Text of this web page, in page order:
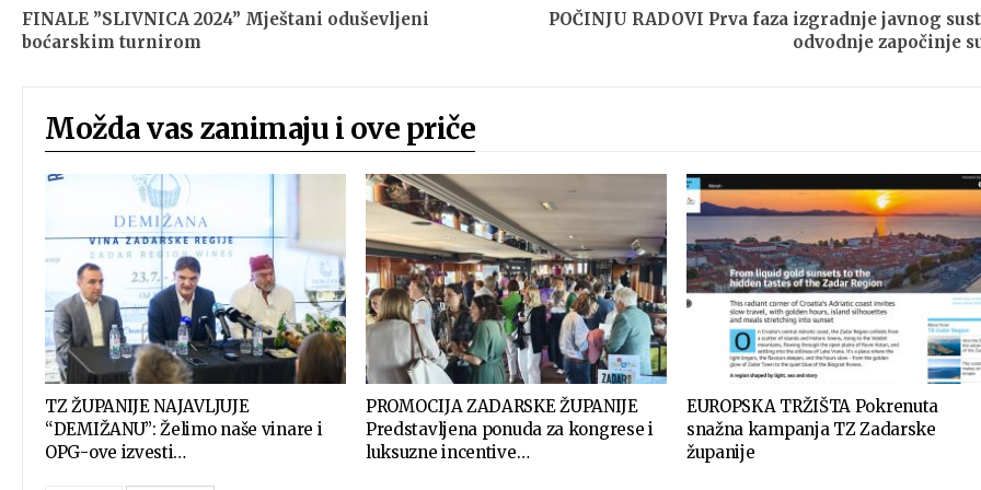
FINALE ”SLIVNICA 2024” Mještani oduševljeni
boćarskim turnirom
POČINJU RADOVI Prva faza izgradnje javnog
odvodnje započinje
Možda vas zanimaju i ove priče
TZ ŽUPANIJE NAJAVLJUJE
“DEMIŽANU”: Želimo naše vinare i
OPG-ove izvesti…
PROMOCIJA ZADARSKE ŽUPANIJE
Predstavljena ponuda za kongrese i
luksuzne incentive…
EUROPSKA TRŽIŠTA Pokrenuta
snažna kampanja TZ Zadarske
županije